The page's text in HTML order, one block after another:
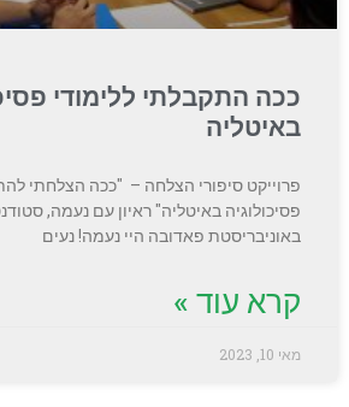
ככה התקבלתי ללימודי
באיטליה
פרוייקט סיפורי הצלחה – "ככה הצלחתי
פסיכולוגיה באיטליה" ראיון עם נעמה,
באוניבריסטת פאדובה היי נעמה! נעים
קרא עוד »
מאי 10, 2023